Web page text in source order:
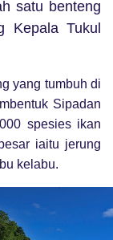
satu benteng
Kepala Tukul
yang tumbuh di
Sipadan
spesies ikan
iaitu jerung
kelabu.